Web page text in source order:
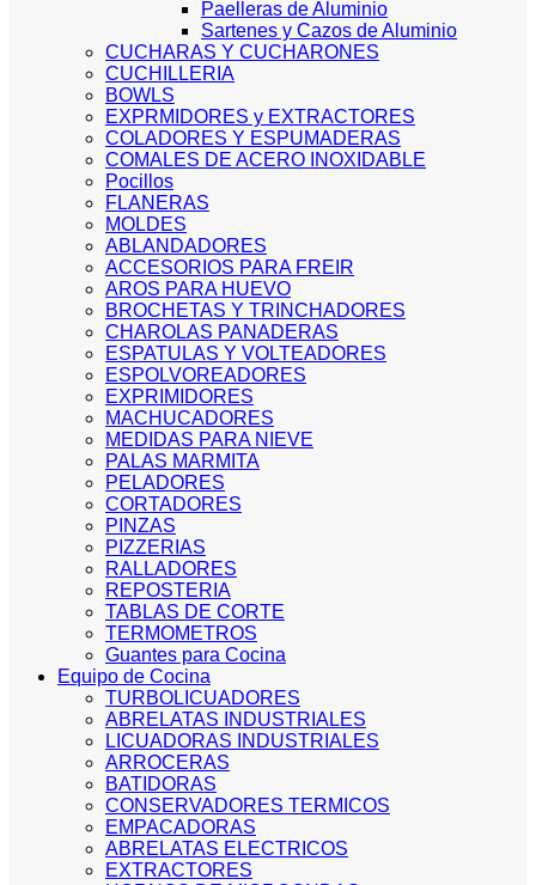
Paelleras de Aluminio
Sartenes y Cazos de Aluminio
CUCHARAS Y CUCHARONES
CUCHILLERIA
BOWLS
EXPRMIDORES y EXTRACTORES
COLADORES Y ESPUMADERAS
COMALES DE ACERO INOXIDABLE
Pocillos
FLANERAS
MOLDES
ABLANDADORES
ACCESORIOS PARA FREIR
AROS PARA HUEVO
BROCHETAS Y TRINCHADORES
CHAROLAS PANADERAS
ESPATULAS Y VOLTEADORES
ESPOLVOREADORES
EXPRIMIDORES
MACHUCADORES
MEDIDAS PARA NIEVE
PALAS MARMITA
PELADORES
CORTADORES
PINZAS
PIZZERIAS
RALLADORES
REPOSTERIA
TABLAS DE CORTE
TERMOMETROS
Guantes para Cocina
Equipo de Cocina
TURBOLICUADORES
ABRELATAS INDUSTRIALES
LICUADORAS INDUSTRIALES
ARROCERAS
BATIDORAS
CONSERVADORES TERMICOS
EMPACADORAS
ABRELATAS ELECTRICOS
EXTRACTORES